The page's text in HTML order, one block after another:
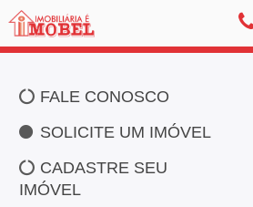
FALE CONOSCO
SOLICITE UM IMÓVEL
CADASTRE SEU
IMÓVEL